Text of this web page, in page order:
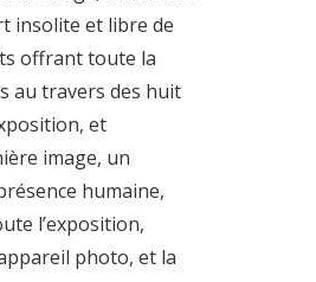
insolite et libre de
offrant toute la
au travers des huit
et
image, un
humaine,
l’exposition,
photo, et la